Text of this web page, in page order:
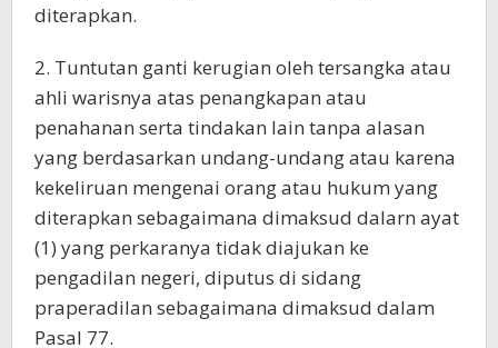
diterapkan.
2. Tuntutan ganti kerugian oleh tersangka atau
ahli warisnya atas penangkapan atau
penahanan serta tindakan lain tanpa alasan
yang berdasarkan undang-undang atau karena
kekeliruan mengenai orang atau hukum yang
diterapkan sebagaimana dimaksud dalarn ayat
(1) yang perkaranya tidak diajukan ke
pengadilan negeri, diputus di sidang
praperadilan sebagaimana dimaksud dalam
Pasal 77.